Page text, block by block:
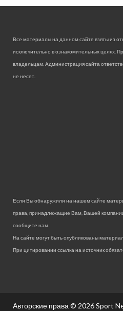
Все материалы на данном сайте взяты из
исключительно в ознакомительных целях.
владельцам. Администрация сайта
не несет.
Если Вы обнаружили на нашем сайте
права, принадлежащие Вам, Вашей
сообщите нам.
На сайте могут быть опубликованы
При цитировании ссылка на источник
Авторские права © 2026Sport